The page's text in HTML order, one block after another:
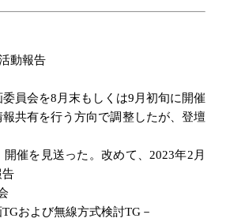
動報告
会を8月末もしくは9月初旬に開催
共有を行う方向で調整したが、登壇
を見送った。改めて、2023年2月
告
および無線方式検討TG－